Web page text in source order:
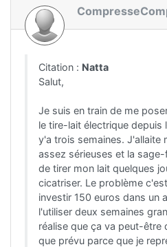
Citation : Natta
Salut,
Je suis en train de me
le tire-lait électrique depuis
y'a trois semaines. J'allaite
assez sérieuses et la
de tirer mon lait quelques
cicatriser. Le problème
investir 150 euros dans un
l'utiliser deux semaines
réalise que ça va peut-être
que prévu parce que je